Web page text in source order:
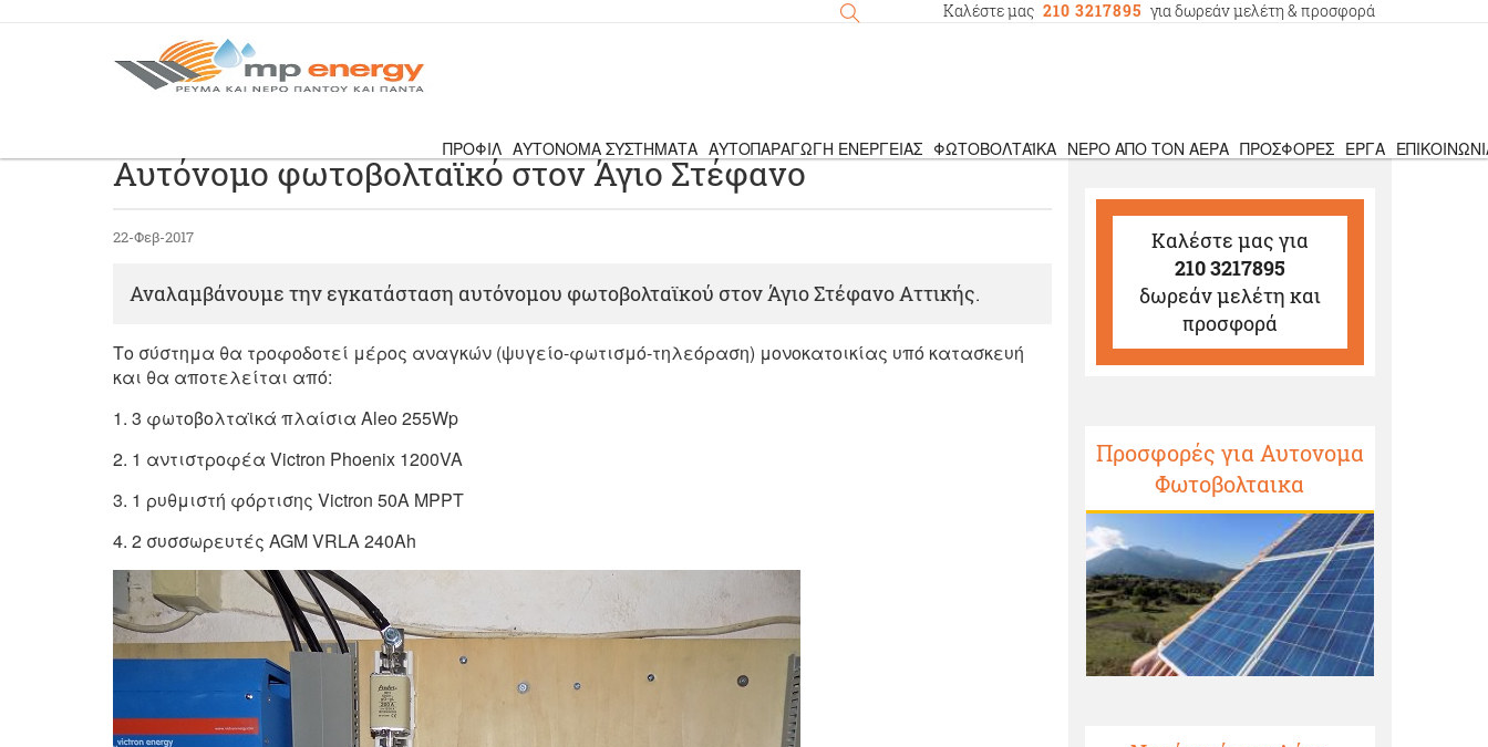
Καλέστε μας 210 3217895 για δωρεάν μελέτη & προσφορά
ΠΡΟΦΙΛ ΑΥΤΌΝΟΜΑ ΣΥΣΤΉΜΑΤΑ ΑΥΤΟΠΑΡΑΓΩΓΉ ΕΝΈΡΓΕΙΑΣ ΦΩΤΟΒΟΛΤΑΪΚΆ ΝΕΡΌ ΑΠΌ ΤΟΝ ΑΈΡΑ ΠΡΟΣΦΟΡΈΣ ΈΡΓΑ
Αυτόνομο φωτοβολταϊκό στον Άγιο Στέφανο
22-Φεβ-2017
Αναλαμβάνουμε την εγκατάσταση αυτόνομου φωτοβολταϊκού στον Άγιο Στέφανο Αττικής.
Το σύστημα θα τροφοδοτεί μέρος αναγκών (ψυγείο-φωτισμό-τηλεόραση) μονοκατοικίας υπό κατασκευή
και θα αποτελείται από:
1. 3 φωτοβολταϊκά πλαίσια Aleo 255Wp
2. 1 αντιστροφέα Victron Phoenix 1200VA
3. 1 ρυθμιστή φόρτισης Victron 50A MPPT
4. 2 συσσωρευτές AGM VRLA 240Ah
Καλέστε μας
210 3217895
για
δωρεάν μελέτη και
προσφορά
Προσφορές για Αυτονομα
Φωτοβολταικα